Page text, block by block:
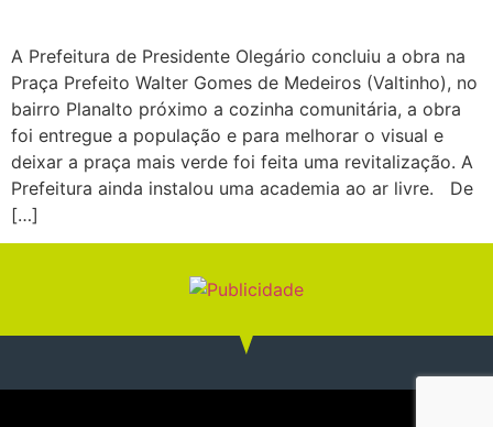
A Prefeitura de Presidente Olegário concluiu a obra na
Praça Prefeito Walter Gomes de Medeiros (Valtinho), no
bairro Planalto próximo a cozinha comunitária, a obra
foi entregue a população e para melhorar o visual e
deixar a praça mais verde foi feita uma revitalização. A
Prefeitura ainda instalou uma academia ao ar livre. De
[…]